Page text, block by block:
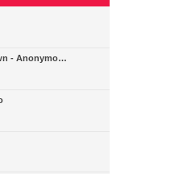
- Anonymo…